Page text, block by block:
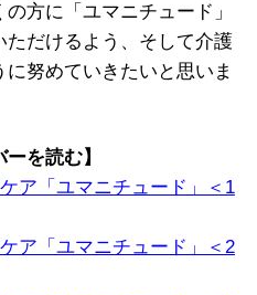
方に「ユマニチュード」
だけるよう、そして介護
努めていきたいと思いま
を読む】
ア「ユマニチュード」＜1
ア「ユマニチュード」＜2